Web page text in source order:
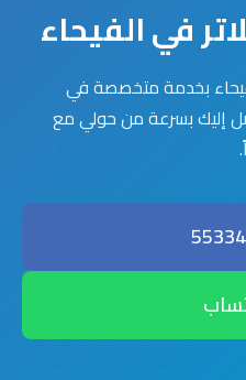
في الفيحاء
بخدمة متخصصة في
إليك بسرعة من حولي مع